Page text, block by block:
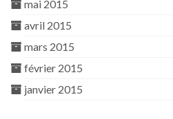
mai 2015
avril 2015
mars 2015
février 2015
janvier 2015